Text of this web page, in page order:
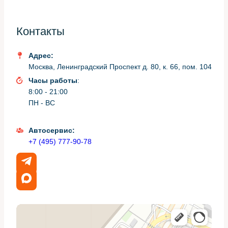
неправильной посадке после покраски. Также
нужно ли их демонтировать или оставить на месте при
покраске.
Если обнаружены трещины, определяем тип пластика
— ABS, PP или композит — от этого зависит выбор
технологии сварки и клея. При сильных перегибах
между элементами кузова. На этом этапе принимается
решение о ремонте или о замене детали.
Небольшие царапины и сколы
бампера, если нет скрытых деформаций. Сначала
затираем ржавчину и старый лак, затем наносим
Контакты
Адрес:
Москва, Ленинградский Проспект д. 80, к. 66, пом. 104
Часы работы:
8:00 - 21:00
ПН - ВС
Автосервис:
+7 (495) 777-90-78